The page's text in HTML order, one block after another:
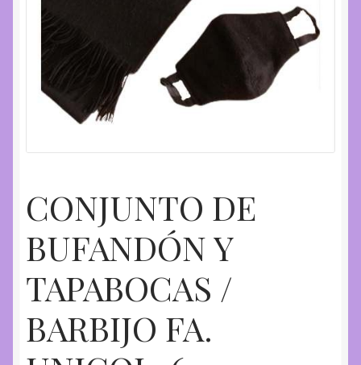
CONJUNTO DE
BUFANDÓN Y
TAPABOCAS /
BARBIJO FA.